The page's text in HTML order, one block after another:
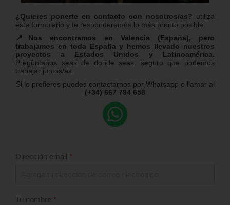
¿Quieres ponerte en contacto con nosotros/as? utiliza
este formulario y te responderemos lo más pronto posible.
📍Nos encontramos en Valencia (España), pero
trabajamos en toda España y hemos llevado nuestros
proyectos a Estados Unidos y Latinoamérica.
Pregúntanos seas de donde seas, seguro que podemos
trabajar juntos/as.
Si lo prefieres puedes contactarnos por Whatsapp o llamar al
(+34) 667 794 658
Dirección email *
Tu nombre *